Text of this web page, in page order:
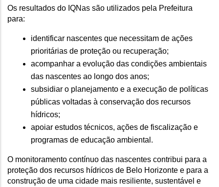
Os resultados do IQNas são utilizados pela Prefeitura
para:
identificar nascentes que necessitam de ações
prioritárias de proteção ou recuperação;
acompanhar a evolução das condições ambientais
das nascentes ao longo dos anos;
subsidiar o planejamento e a execução de políticas
públicas voltadas à conservação dos recursos
hídricos;
apoiar estudos técnicos, ações de fiscalização e
programas de educação ambiental.
O monitoramento contínuo das nascentes contribui para a
proteção dos recursos hídricos de Belo Horizonte e para a
construção de uma cidade mais resiliente, sustentável e